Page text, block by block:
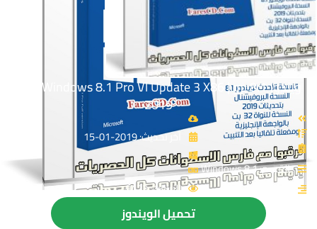
2019
القسم: Windows 8.1
آخر تحديث: 2019-01-15
الزيارات: 9423
تحميل الويندوز